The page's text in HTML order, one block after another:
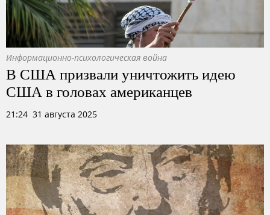
Информационно-психологическая война
В США призвали уничтожить идею
США в головах американцев
21:24 31 августа 2025